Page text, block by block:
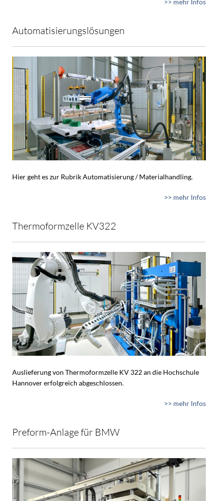
Automatisierungslösungen
Hier geht es zur Rubrik Automatisierung / Materialhandling.
>> mehr Infos
Thermoformzelle KV322
Auslieferung von Thermoformzelle KV 322 an die Hochschule
Hannover erfolgreich abgeschlossen.
>> mehr Infos
Preform-Anlage für BMW